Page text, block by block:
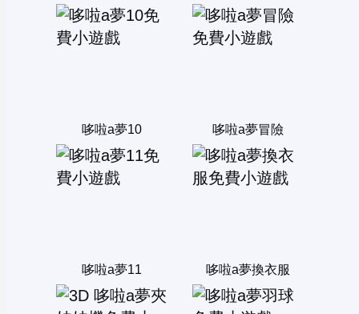
哆啦a夢10 哆啦a夢冒險
哆啦a夢11 哆啦a夢換衣服